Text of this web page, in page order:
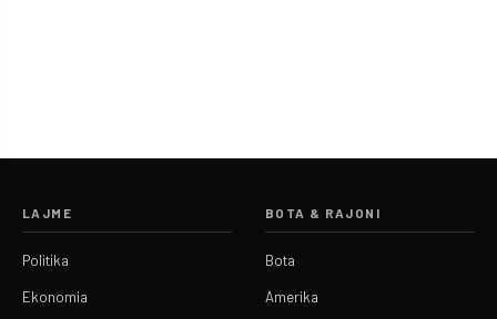
LAJME
Politika
Ekonomia
BOTA & RAJONI
Bota
Amerika